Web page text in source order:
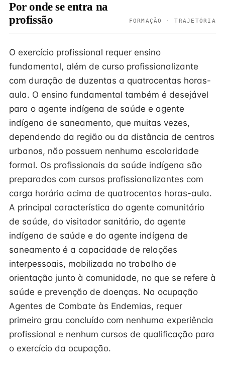
Por onde se entra na
profissão
FORMAÇÃO · TRAJETÓRIA
O exercício profissional requer ensino
fundamental, além de curso profissionalizante
com duração de duzentas a quatrocentas horas-
aula. O ensino fundamental também é desejável
para o agente indígena de saúde e agente
indígena de saneamento, que muitas vezes,
dependendo da região ou da distância de centros
urbanos, não possuem nenhuma escolaridade
formal. Os profissionais da saúde indígena são
preparados com cursos profissionalizantes com
carga horária acima de quatrocentas horas-aula.
A principal característica do agente comunitário
de saúde, do visitador sanitário, do agente
indígena de saúde e do agente indígena de
saneamento é a capacidade de relações
interpessoais, mobilizada no trabalho de
orientação junto à comunidade, no que se refere à
saúde e prevenção de doenças. Na ocupação
Agentes de Combate às Endemias, requer
primeiro grau concluído com nenhuma experiência
profissional e nenhum cursos de qualificação para
o exercício da ocupação.